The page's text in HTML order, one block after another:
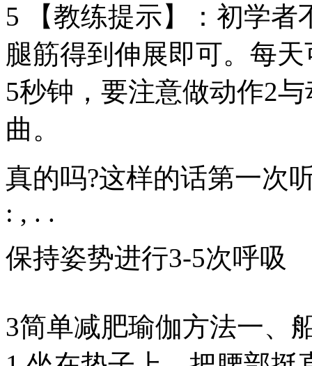
5 【教练提示】：初学
腿筋得到伸展即可。每
5秒钟，要注意做动作2
曲。
真的吗?这样的话第一次
: , . .
保持姿势进行3-5次呼吸
3简单减肥瑜伽方法一、